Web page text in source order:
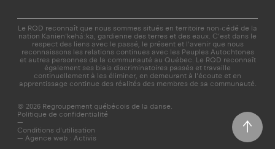
Le RQD reconnaît que nous sommes situés en territoire non-cédé de la
nation Kanien'kehá:ka, gardienne des terres et des eaux. C’est dans le
respect des liens avec le passé, le présent et l'avenir que nous
reconnaissons les relations continues avec les Peuples Autochtones
et autres personnes de la communauté au Québec. Le RQD reconnaît
également ses biais discriminatoires passés et travaille
continuellement à les éliminer, en demeurant à l'écoute et en
apprentissage continue des réalités des membres de sa communauté.
© 2026 Regroupement québécois de la danse.
Politique de confidentialité
—
Conditions d'utilisation
— Agence web : Activis